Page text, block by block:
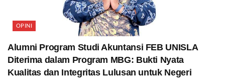
OPINI
Alumni Program Studi Akuntansi FEB UNISLA
Diterima dalam Program MBG: Bukti Nyata
Kualitas dan Integritas Lulusan untuk Negeri